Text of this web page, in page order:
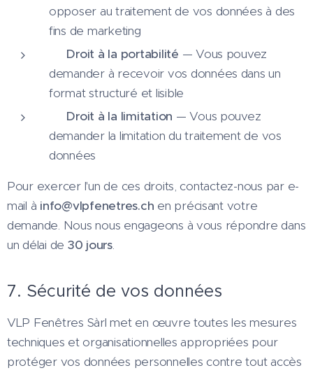
opposer au traitement de vos données à des
fins de marketing
Droit à la portabilité — Vous pouvez
demander à recevoir vos données dans un
format structuré et lisible
Droit à la limitation — Vous pouvez
demander la limitation du traitement de vos
données
Pour exercer l'un de ces droits, contactez-nous par e-
mail à info@vlpfenetres.ch en précisant votre
demande. Nous nous engageons à vous répondre dans
un délai de 30 jours.
7. Sécurité de vos données
VLP Fenêtres Sàrl met en œuvre toutes les mesures
techniques et organisationnelles appropriées pour
protéger vos données personnelles contre tout accès